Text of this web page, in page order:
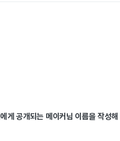
게 공개되는 메이커님 이름을 작성